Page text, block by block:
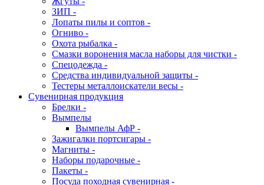
ЗИП -
Лопаты пилы и соптов -
Огниво -
Охота рыбалка -
Смазки воронения масла наборы для чистки -
Спецодежда -
Средства индивидуальной защиты -
Тестеры металлоискатели весы -
Сувенирная продукция
Брелки -
Вымпелы
Вымпелы АфР -
Зажигалки портсигары -
Магниты -
Наборы подарочные -
Пакеты -
Посуда походная сувенирная -